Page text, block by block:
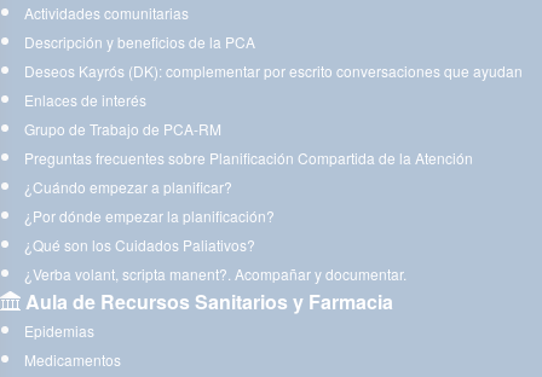
Actividades comunitarias
Descripción y beneficios de la PCA
Deseos Kayrós (DK): complementar por escrito conversaciones que ayudan
Enlaces de interés
Grupo de Trabajo de PCA-RM
Preguntas frecuentes sobre Planificación Compartida de la Atención
¿Cuándo empezar a planificar?
¿Por dónde empezar la planificación?
¿Qué son los Cuidados Paliativos?
¿Verba volant, scripta manent?. Acompañar y documentar.
Aula de Recursos Sanitarios y Farmacia
Epidemias
Medicamentos